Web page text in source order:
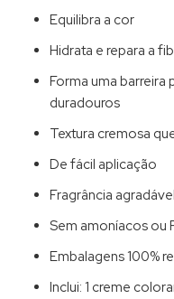
Equilibra a cor
Hidrata e repara a
Forma uma barreira
duradouros
Textura cremosa
De fácil aplicação
Fragrância agradável
Sem amoníacos ou
Embalagens 100%
Inclui: 1 creme